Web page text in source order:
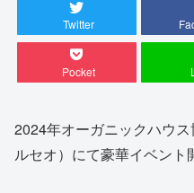
Twitter
Pocket
2024年オーガニックハウ
ルセオ）にて豪華イベント